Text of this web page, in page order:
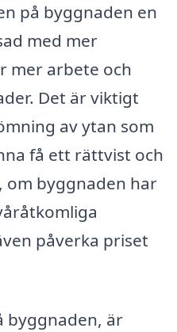
på byggnaden en
med mer
mer arbete och
Det är viktigt
av ytan som
få ett rättvist och
om byggnaden har
påverka priset
byggnaden, är